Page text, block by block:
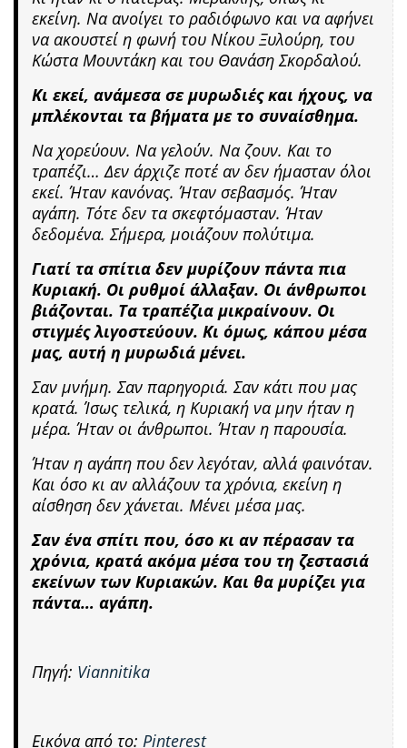
εκείνη. Να ανοίγει το ραδιόφωνο και να αφήνει
να ακουστεί η φωνή του Νίκου Ξυλούρη, του
Κώστα Μουντάκη και του Θανάση Σκορδαλού.
Κι εκεί, ανάμεσα σε μυρωδιές και ήχους, να
μπλέκονται τα βήματα με το συναίσθημα.
Να χορεύουν. Να γελούν. Να ζουν. Και το
τραπέζι… Δεν άρχιζε ποτέ αν δεν ήμασταν όλοι
εκεί. Ήταν κανόνας. Ήταν σεβασμός. Ήταν
αγάπη. Τότε δεν τα σκεφτόμασταν. Ήταν
δεδομένα. Σήμερα, μοιάζουν πολύτιμα.
Γιατί τα σπίτια δεν μυρίζουν πάντα πια
Κυριακή. Οι ρυθμοί άλλαξαν. Οι άνθρωποι
βιάζονται. Τα τραπέζια μικραίνουν. Οι
στιγμές λιγοστεύουν. Κι όμως, κάπου μέσα
μας, αυτή η μυρωδιά μένει.
Σαν μνήμη. Σαν παρηγοριά. Σαν κάτι που μας
κρατά. Ίσως τελικά, η Κυριακή να μην ήταν η
μέρα. Ήταν οι άνθρωποι. Ήταν η παρουσία.
Ήταν η αγάπη που δεν λεγόταν, αλλά φαινόταν.
Και όσο κι αν αλλάζουν τα χρόνια, εκείνη η
αίσθηση δεν χάνεται. Μένει μέσα μας.
Σαν ένα σπίτι που, όσο κι αν πέρασαν τα
χρόνια, κρατά ακόμα μέσα του τη ζεστασιά
εκείνων των Κυριακών. Και θα μυρίζει για
πάντα… αγάπη.
Πηγή: Viannitika
Εικόνα από το: Pinterest